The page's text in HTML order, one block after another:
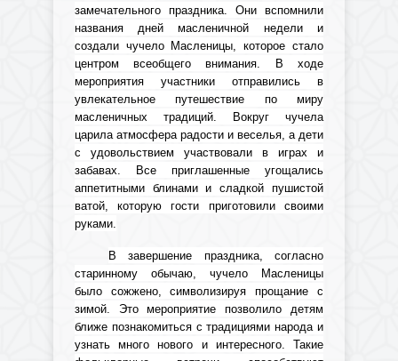
замечательного праздника. Они вспомнили
названия дней масленичной недели и
создали чучело Масленицы, которое стало
центром всеобщего внимания. В ходе
мероприятия участники отправились в
увлекательное путешествие по миру
масленичных традиций. Вокруг чучела
царила атмосфера радости и веселья, а дети
с удовольствием участвовали в играх и
забавах. Все приглашенные угощались
аппетитными блинами и сладкой пушистой
ватой, которую гости приготовили своими
руками.
В завершение праздника, согласно
старинному обычаю, чучело Масленицы
было сожжено, символизируя прощание с
зимой. Это мероприятие позволило детям
ближе познакомиться с традициями народа и
узнать много нового и интересного. Такие